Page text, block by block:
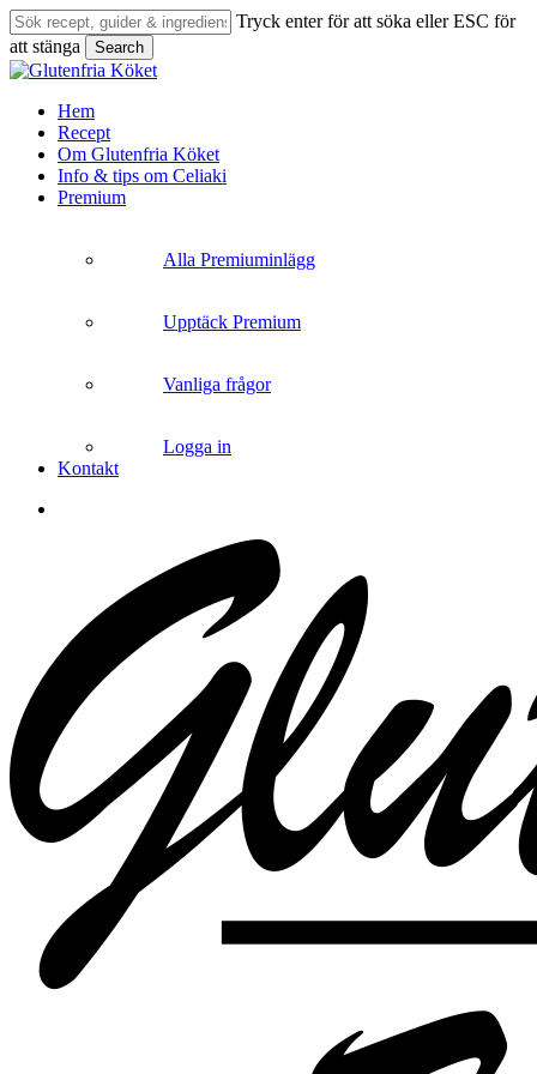
Skip
to
main
content
Tryck enter för att söka eller ESC för
att stänga
Search
Close
search
Menu
Hem
Recept
Om Glutenfria Köket
Info & tips om Celiaki
Premium
Alla Premiuminlägg
Upptäck Premium
Vanliga frågor
Logga in
Kontakt